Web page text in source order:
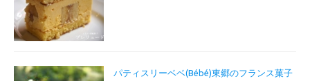
パティスリーベベ(Bébé)東郷のフランス菓子